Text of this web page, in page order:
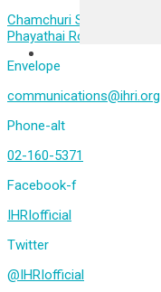
Chamchuri Square
Phayathai Road,
Envelope
communications@ihri.org
Phone-alt
02-160-5371
Facebook-f
IHRIofficial
Twitter
@IHRIofficial